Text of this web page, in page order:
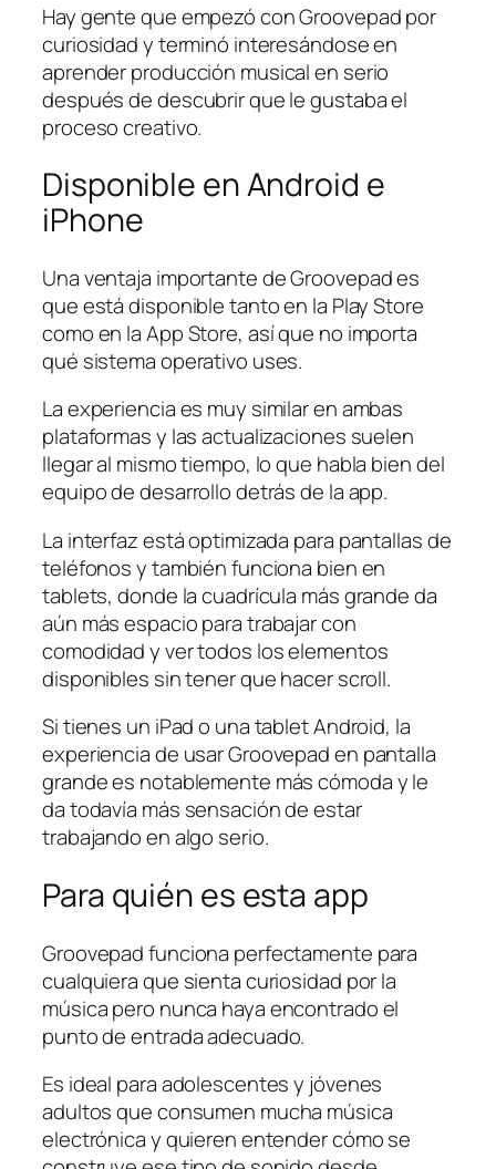
Hay gente que empezó con Groovepad por
curiosidad y terminó interesándose en
aprender producción musical en serio
después de descubrir que le gustaba el
proceso creativo.
Disponible en Android e
iPhone
Una ventaja importante de Groovepad es
que está disponible tanto en la Play Store
como en la App Store, así que no importa
qué sistema operativo uses.
La experiencia es muy similar en ambas
plataformas y las actualizaciones suelen
llegar al mismo tiempo, lo que habla bien del
equipo de desarrollo detrás de la app.
La interfaz está optimizada para pantallas de
teléfonos y también funciona bien en
tablets, donde la cuadrícula más grande da
aún más espacio para trabajar con
comodidad y ver todos los elementos
disponibles sin tener que hacer scroll.
Si tienes un iPad o una tablet Android, la
experiencia de usar Groovepad en pantalla
grande es notablemente más cómoda y le
da todavía más sensación de estar
trabajando en algo serio.
Para quién es esta app
Groovepad funciona perfectamente para
cualquiera que sienta curiosidad por la
música pero nunca haya encontrado el
punto de entrada adecuado.
Es ideal para adolescentes y jóvenes
adultos que consumen mucha música
electrónica y quieren entender cómo se